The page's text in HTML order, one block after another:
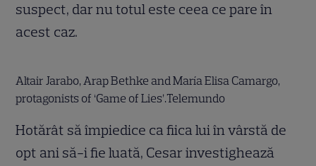
suspect, dar nu totul este ceea ce pare în
acest caz.
Altair Jarabo, Arap Bethke and María Elisa Camargo,
protagonists of ‘Game of Lies’.Telemundo
Hotărât să împiedice ca fiica lui în vârstă de
opt ani să-i fie luată, Cesar investighează